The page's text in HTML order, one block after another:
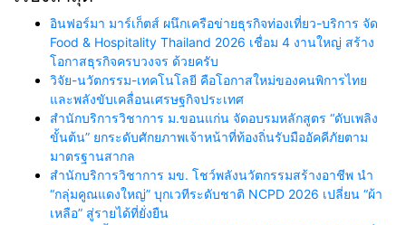
อินฟอร์มา มาร์เก็ตส์ ผนึกเครือข่ายธุรกิจท่องเที่ยว-บริการ จัด
Food & Hospitality Thailand 2026 เชื่อม 4 งานใหญ่ สร้าง
โอกาสธุรกิจครบวงจร ด้วยครับ
วิจัย-นวัตกรรม-เทคโนโลยี คือโอกาสใหม่ของคนพิการไทย
และพลังขับเคลื่อนเศรษฐกิจประเทศ
สำนักบริการวิชาการ ม.ขอนแก่น จัดอบรมหลักสูตร “ดับเพลิง
ขั้นต้น” ยกระดับศักยภาพเจ้าหน้าที่ท้องถิ่นรับมืออัคคีภัยตาม
มาตรฐานสากล
สำนักบริการวิชาการ มข. โชว์พลังนวัตกรรมสร้างอาชีพ นำ
“กลุ่มคูณแดงใหญ่” บุกเวทีระดับชาติ NCPD 2026 เปลี่ยน “ผ้า
เหลือ” สู่รายได้ที่ยั่งยืน